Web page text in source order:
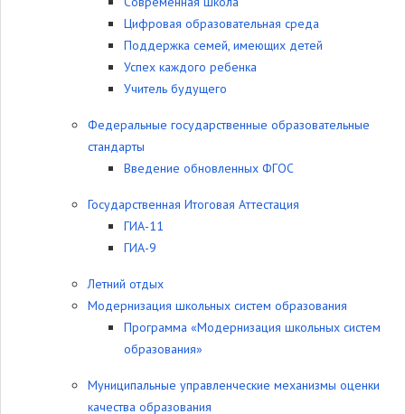
Цифровая образовательная среда
Поддержка семей, имеющих детей
Успех каждого ребенка
Учитель будущего
Федеральные государственные образовательные
стандарты
Введение обновленных ФГОС
Государственная Итоговая Аттестация
ГИА-11
ГИА-9
Летний отдых
Модернизация школьных систем образования
Программа «Модернизация школьных систем
образования»
Муниципальные управленческие механизмы оценки
качества образования